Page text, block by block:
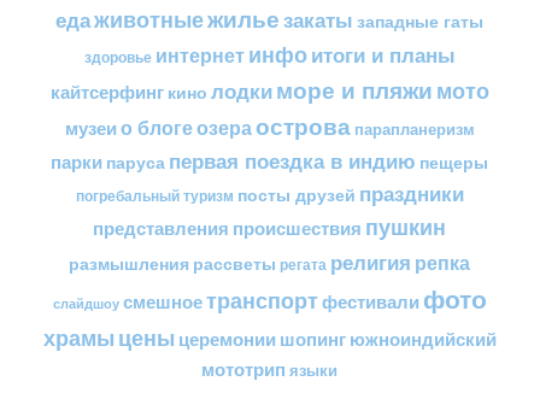
едаживотныежильезакаты западные гаты
здоровье интернетинфоитоги и планы
кайтсерфинг кино лодкиморе и пляжимото
музеи о блогеозераострова парапланеризм
парки паруса первая поездка в индию пещеры
погребальный туризм посты друзей праздники
представления происшествия пушкин
размышления рассветы регата религия репка
слайдшоу смешноетранспортфестивали фото
храмы цены церемонии шопингюжноиндийский
мототрип языки